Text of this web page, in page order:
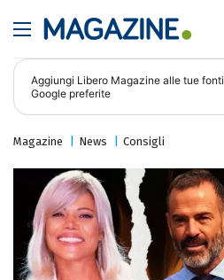
Aggiungi Libero Magazine alle tue fonti
Google preferite
Magazine News Consigli